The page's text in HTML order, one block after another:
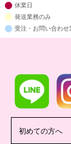
でも大人気な形が
丈が長いデザイン
ます。そして、ラ
を与える膝丈（ミ
向けや高級思考の
にこだわった高品
レスのデザインや
をしっかり確認す
ーリー系など、色
スを着てオシャレ
メです♪
休業日
発送業務のみ
受注・お問い合わせ
初めての方へ